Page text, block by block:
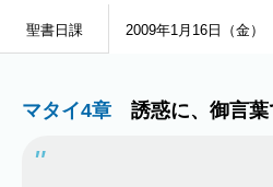
聖書日課 2009年1月16日（金）
マタイ4章 誘惑に、御言葉